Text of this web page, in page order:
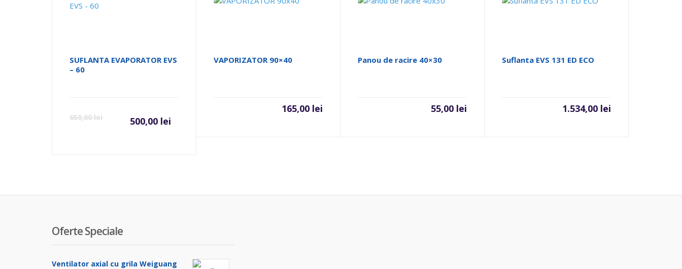
SUFLANTA EVAPORATOR EVS
– 60
650,00lei
fost:
500,00 lei
Prețul
500,00 lei.
VAPORIZATOR 90×40
165,00 lei
Panou de racire 40×30
55,00 lei
Suflanta EVS 131 ED ECO
1.534,00 lei
Oferte Speciale
Ventilator axial cu grila Weiguang